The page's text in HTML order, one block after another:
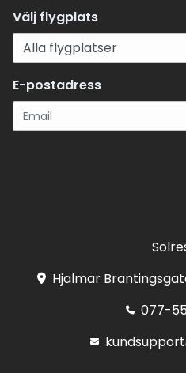
Välj flygplats
E-postadress
Hjalmar
077-